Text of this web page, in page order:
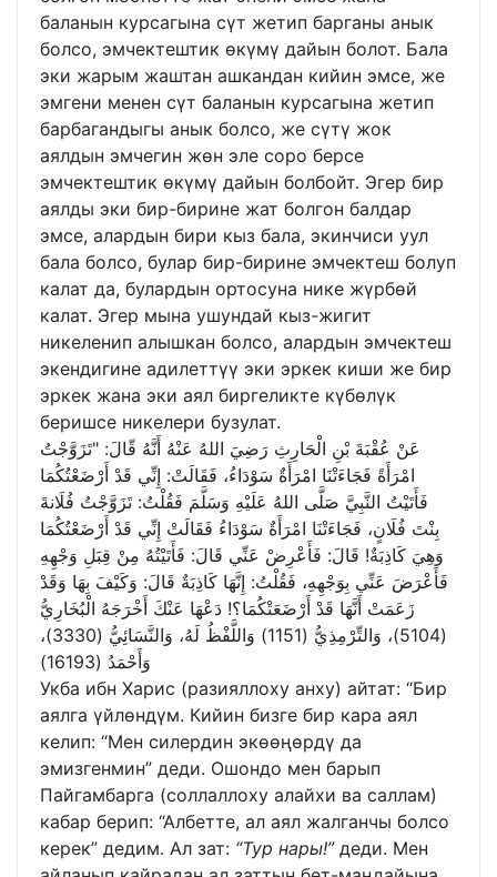
баланын курсагына сүт жетип барганы анык
болсо, эмчектештик өкүмү дайын болот. Бала
эки жарым жаштан ашкандан кийин эмсе, же
эмгени менен сүт баланын курсагына жетип
барбагандыгы анык болсо, же сүтү жок
аялдын эмчегин жөн эле соро берсе
эмчектештик өкүмү дайын болбойт. Эгер бир
аялды эки бир-бирине жат болгон балдар
эмсе, алардын бири кыз бала, экинчиси уул
бала болсо, булар бир-бирине эмчектеш болуп
калат да, булардын ортосуна нике жүрбөй
калат. Эгер мына ушундай кыз-жигит
никеленип алышкан болсо, алардын эмчектеш
экендигине адилеттүү эки эркек киши же бир
эркек жана эки аял биргеликте күбөлүк
беришсе никелери бузулат.
عَنْ عُقْبَةَ بْنِ الْحَارِثِ رَضِيَ اللهُ عَنْهُ أَنَّهُ قّالَ: "تَزَوَّجْتُ
امْرَأَةً فَجَاءَتْنَا امْرَأَةٌ سَوْدَاءُ، فَقَالَتْ: إِنِّي قَدْ أَرْضَعْتُكُمَا
فَأَتَيْتُ النَّبِيَّ صَلَّى اللهُ عَلَيْهِ وَسَلَّمَ فَقُلْتُ: تَزَوَّجْتُ فُلَانةَ
بِنْتَ فُلَانٍ، فَجَاءَتْنَا امْرَأَةٌ سَوْدَاءُ فَقَالَتْ إِنِّي قَدْ أَرْضَعْتُكُمَا
وَهِيَ كَاذِبَةٌ! قَالَ: فَأَعْرِضْ عَنِّي قَالَ: فَأَتَيْتُهُ مِنْ قِبَلِ وَجْهِهِ
فَأَعْرَضَ عَنِّي بِوَجْهِهِ، فَقُلْتُ: إِنَّهَا كَاذِبَةٌ قَالَ: وَكَيْفَ بِهَا وَقَدْ
زَعَمَتْ أَنَّهَا قَدْ أَرْضَعَتْكُمَا؟! دَعْهَا عَنْكَ أَخْرَجَهُ الْبُخَارِيُّ
(5104)، وَالتِّرْمِذِيُّ (1151) وَاللَّفْظُ لَهُ، وَالنَّسَائِيُّ (3330)،
وَأَحْمَدُ (16193)
Укба ибн Харис (разияллоху анху) айтат: “Бир
аялга үйлөндүм. Кийин бизге бир кара аял
келип: “Мен силердин экөөңөрдү да
эмизгенмин” деди. Ошондо мен барып
Пайгамбарга (соллаллоху алайхи ва саллам)
кабар берип: “Албетте, ал аял жалганчы болсо
керек” дедим. Ал зат: “Тур нары!”деди. Мен